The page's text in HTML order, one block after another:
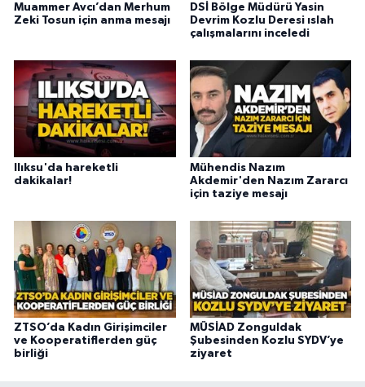
Muammer Avcı’dan Merhum
Zeki Tosun için anma mesajı
DSİ Bölge Müdürü Yasin
Devrim Kozlu Deresi ıslah
çalışmalarını inceledi
Ilıksu'da hareketli
dakikalar!
Mühendis Nazım
Akdemir'den Nazım Zararcı
için taziye mesajı
ZTSO’da Kadın Girişimciler
ve Kooperatiflerden güç
birliği
MÜSİAD Zonguldak
Şubesinden Kozlu SYDV’ye
ziyaret